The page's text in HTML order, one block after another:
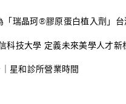
「瑞晶珂®膠原蛋白植入劑」
科技大學 定義未來美學人才新
星和診所營業時間